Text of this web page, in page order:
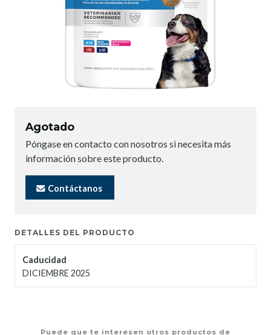
Agotado
Póngase en contacto con nosotros si necesita más
información sobre este producto.
Contáctanos
DETALLES DEL PRODUCTO
Caducidad
DICIEMBRE 2025
Puede que te interesen otros productos de